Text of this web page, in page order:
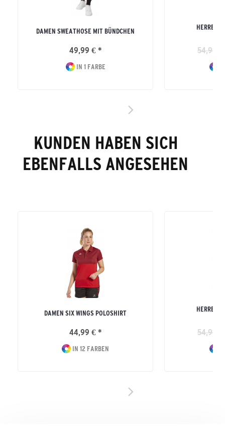
DAMEN SWEATHOSE MIT BÜNDCHEN
49,99 € *
IN 1 FARBE
HERREN
54,99
KUNDEN HABEN SICH
EBENFALLS ANGESEHEN
DAMEN SIX WINGS POLOSHIRT
44,99 € *
IN 12 FARBEN
HERREN
54,99